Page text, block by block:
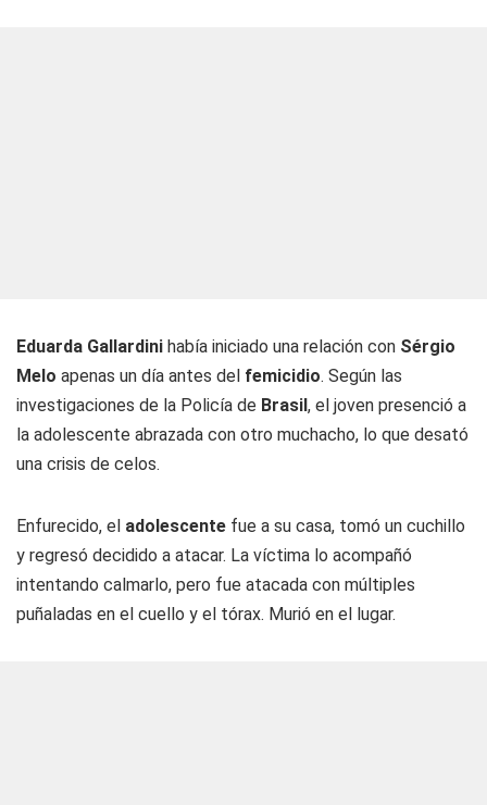
Eduarda Gallardini había iniciado una relación con Sérgio
Melo apenas un día antes del femicidio. Según las
investigaciones de la Policía de Brasil, el joven presenció a
la adolescente abrazada con otro muchacho, lo que desató
una crisis de celos.
Enfurecido, el adolescente fue a su casa, tomó un cuchillo
y regresó decidido a atacar. La víctima lo acompañó
intentando calmarlo, pero fue atacada con múltiples
puñaladas en el cuello y el tórax. Murió en el lugar.